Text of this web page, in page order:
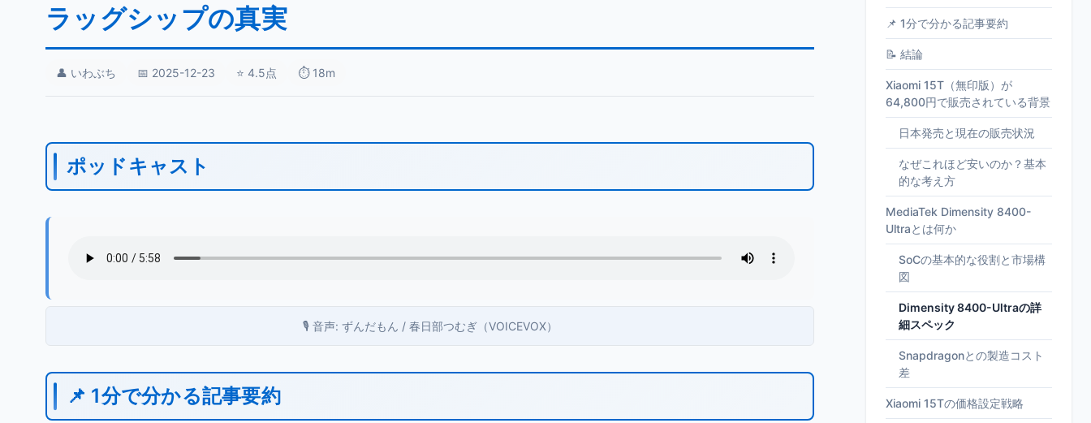
ラッグシップの真実
👤 いわぶち 📅 2025-12-23 ⭐ 4.5点 ⏱️ 18m
ポッドキャスト
🎙️ 音声: ずんだもん / 春日部つむぎ（VOICEVOX）
📌 1分で分かる記事要約
📌 1分で分かる記事要約
📝 結論
Xiaomi 15T（無印版）が
64,800円で販売されている背景
日本発売と現在の販売状況
なぜこれほど安いのか？基本
的な考え方
MediaTek Dimensity 8400-
Ultraとは何か
SoCの基本的な役割と市場構
図
Dimensity 8400-Ultraの詳
細スペック
Snapdragonとの製造コスト
差
Xiaomi 15Tの価格設定戦略